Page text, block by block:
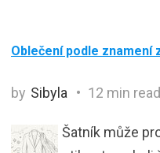
Oblečení podle znamení
by Sibyla 12 min read
Šatník může